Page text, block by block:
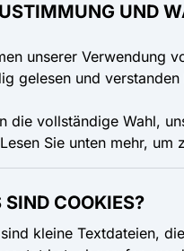
UND
unserer Verwendung
gelesen und
die vollständige Wahl,
Sie unten mehr,
SIND COOKIES?
kleine Textdateien,